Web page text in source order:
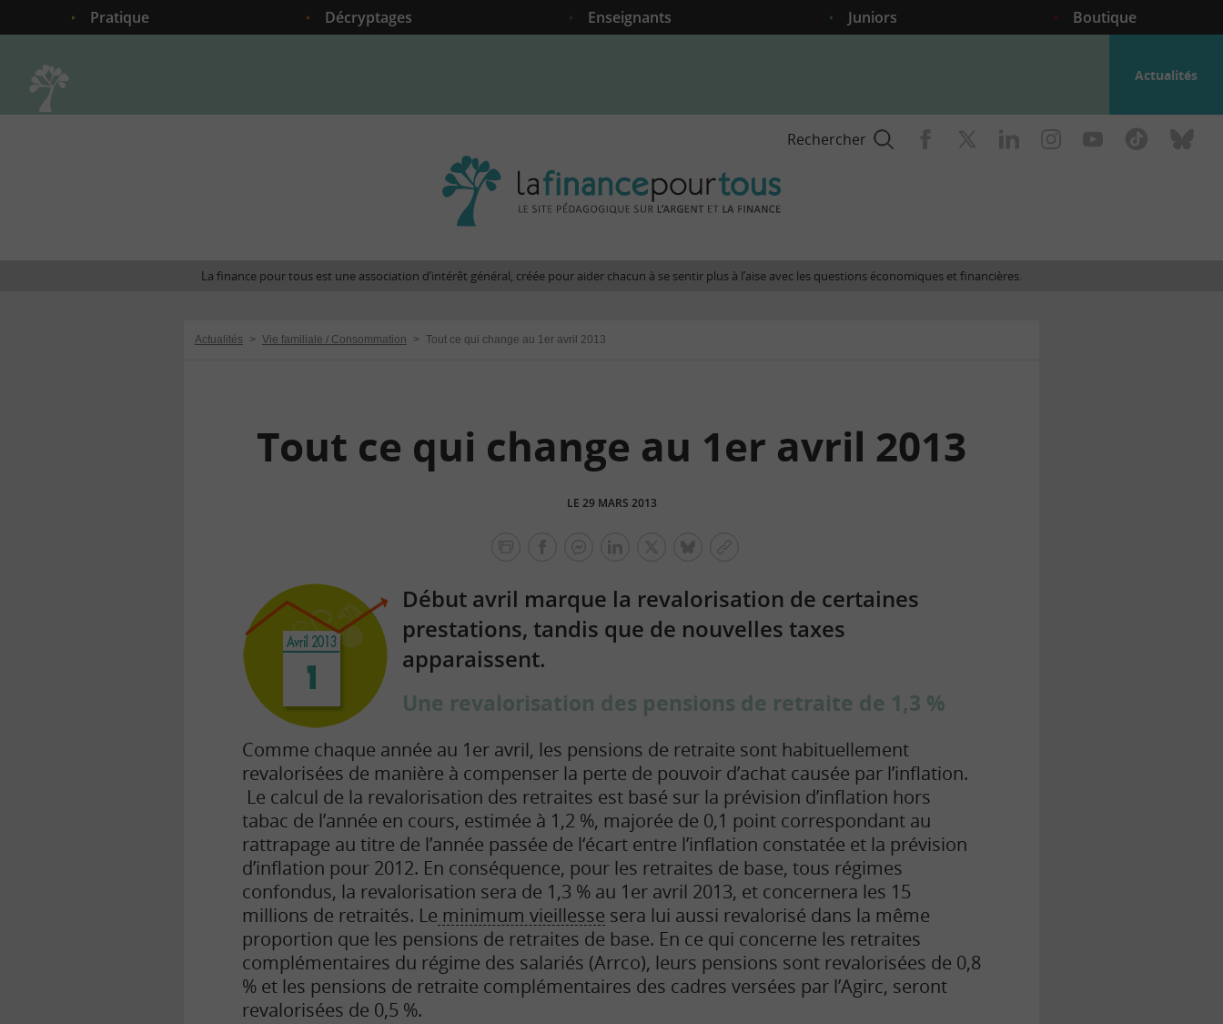
Pratique Décryptages Enseignants Juniors Boutique
Actualités
Rechercher
finance
site
La finance pour tous est une association d’intérêt général, créée pour aider chacun à se sentir plus à l’aise avec les questions économiques et financières.
Actualités > Vie familiale / Consommation > Tout ce qui change au 1er avril 2013
Tout ce qui change au 1er avril 2013
LE 29 MARS 2013
lien
Début avril marque la revalorisation de certaines
prestations, tandis que de nouvelles taxes
apparaissent.
Une revalorisation des pensions de retraite de 1,3 %
Comme chaque année au 1er avril, les pensions de retraite sont habituellement
revalorisées de manière à compenser la perte de pouvoir d’achat causée par l’inflation.
Le calcul de la revalorisation des retraites est basé sur la prévision d’inflation hors
tabac de l’année en cours, estimée à 1,2 %, majorée de 0,1 point correspondant au
rattrapage au titre de l’année passée de l‘écart entre l’inflation constatée et la prévision
d’inflation pour 2012. En conséquence, pour les retraites de base, tous régimes
confondus, la revalorisation sera de 1,3 % au 1er avril 2013, et concernera les 15
millions de retraités. Le minimum vieillesse sera lui aussi revalorisé dans la même
proportion que les pensions de retraites de base. En ce qui concerne les retraites
complémentaires du régime des salariés (Arrco), leurs pensions sont revalorisées de 0,8
% et les pensions de retraite complémentaires des cadres versées par l’Agirc, seront
revalorisées de 0,5 %.